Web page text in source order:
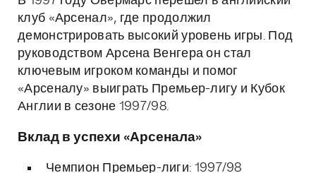
клуб «Арсенал», где продолжил
демонстрировать высокий уровень игры. Под
руководством Арсена Венгера он стал
ключевым игроком команды и помог
«Арсеналу» выиграть Премьер-лигу и Кубок
Англии в сезоне 1997/98.
Вклад в успехи «Арсенала»
Чемпион Премьер-лиги: 1997/98